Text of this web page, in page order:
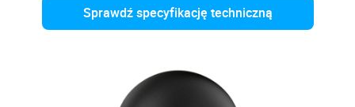
Sprawdź specyfikację techniczną